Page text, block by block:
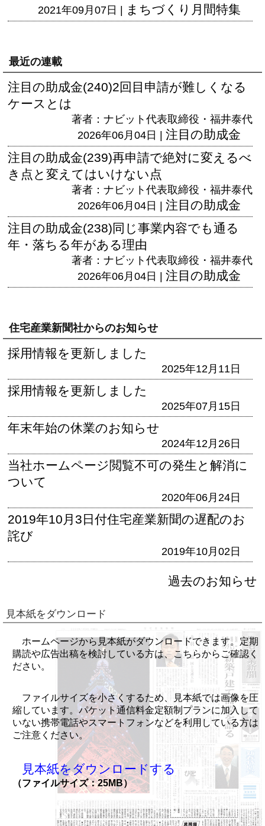
2021年09月07日 | まちづくり月間特集
最近の連載
注目の助成金(240)2回目申請が難しくなる
ケースとは
著者：ナビット代表取締役・福井泰代
2026年06月04日 | 注目の助成金
注目の助成金(239)再申請で絶対に変えるべ
き点と変えてはいけない点
著者：ナビット代表取締役・福井泰代
2026年06月04日 | 注目の助成金
注目の助成金(238)同じ事業内容でも通る
年・落ちる年がある理由
著者：ナビット代表取締役・福井泰代
2026年06月04日 | 注目の助成金
住宅産業新聞社からのお知らせ
採用情報を更新しました
2025年12月11日
採用情報を更新しました
2025年07月15日
年末年始の休業のお知らせ
2024年12月26日
当社ホームページ閲覧不可の発生と解消に
ついて
2020年06月24日
2019年10月3日付住宅産業新聞の遅配のお
詫び
2019年10月02日
過去のお知らせ
見本紙をダウンロード
ホームページから見本紙がダウンロードできます。定期
購読や広告出稿を検討している方は、こちらからご確認く
ださい。
ファイルサイズを小さくするため、見本紙では画像を圧
縮しています。パケット通信料金定額制プランに加入して
いない携帯電話やスマートフォンなどを利用している方は
ご注意ください。
見本紙をダウンロードする
（ファイルサイズ：25MB）